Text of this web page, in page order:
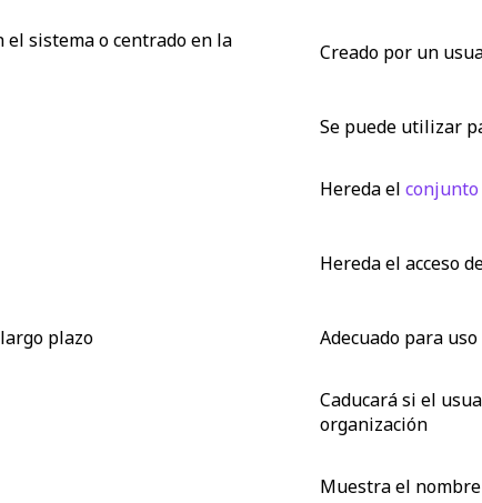
el sistema o centrado en la
Creado por un
Se puede utilizar
Hereda el
Hereda el acceso
plazo Adecuado para
Caducará si el
organización
Muestra el